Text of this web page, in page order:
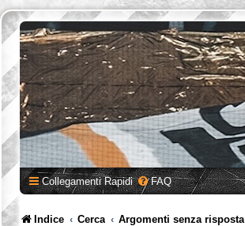
Collegamenti Rapidi FAQ
Indice Cerca Argomenti senza risposta